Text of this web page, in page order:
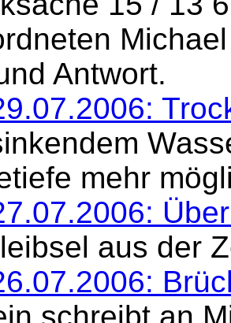
Antwort.
mehr
aus der